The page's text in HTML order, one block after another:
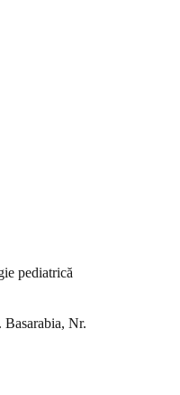
pediatrică
Nr.